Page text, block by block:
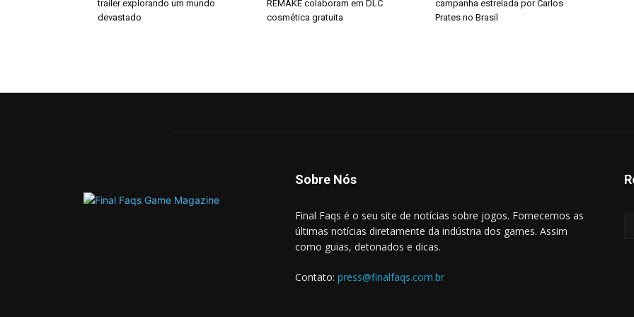
trailer explorando um mundo
devastado
REMAKE colaboram em DLC
cosmética gratuita
campanha estrelada por Carlos
Prates no Brasil
Sobre Nós
Final Faqs é o seu site de notícias sobre jogos. Fornecemos as
últimas notícias diretamente da indústria dos games. Assim
como guias, detonados e dicas.
Contato: press@finalfaqs.com.br